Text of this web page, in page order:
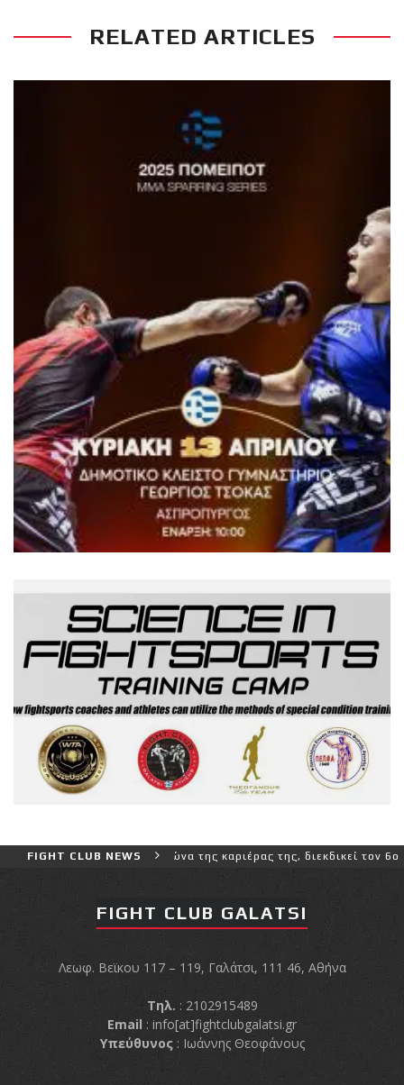
RELATED ARTICLES
FIGHT CLUB NEWS
και πιο δύσκολο αγώνα της καριέρας της, διεκδικεί τον 6ο
FIGHT CLUB GALATSI
Λεωφ. Βεϊκου 117 – 119, Γαλάτσι, 111 46, Αθήνα
Τηλ. : 2102915489
Email : info[at]fightclubgalatsi.gr
Υπεύθυνος: Ιωάννης Θεοφάνους